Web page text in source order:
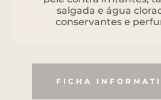
salgada e água
conservantes e
FICHA